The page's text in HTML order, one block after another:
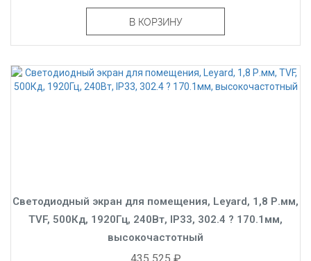
В КОРЗИНУ
Светодиодный экран для помещения, Leyard, 1,8 Р.мм,
TVF, 500Кд, 1920Гц, 240Вт, IP33, 302.4 ? 170.1мм,
высокочастотный
435 525 ₽